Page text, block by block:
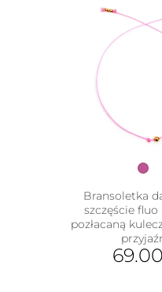
Bransoletka
szczęście
pozłacaną
69.00